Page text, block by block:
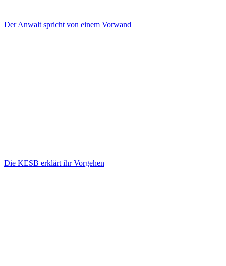
Der Anwalt spricht von einem Vorwand
Die KESB erklärt ihr Vorgehen